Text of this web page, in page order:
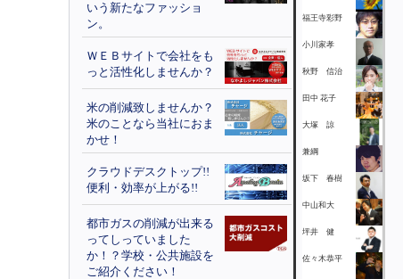
いう新たなファッショ
ン。
ＷＥＢサイトで会社をも
っと活性化しませんか？
米の削減致しませんか？
米のことなら当社におま
かせ！
クラウドデスクトップ!!
便利・効率が上がる!!
都市ガスの削減が出来る
ってしっていました
か！？学校・公共施設を
ご紹介ください！
福王寺彩野
小川家孝
秋野 信治
田中 花子
大塚 諒
兼綱
坂下 春樹
中山和大
坪井 健
佐々木恭平